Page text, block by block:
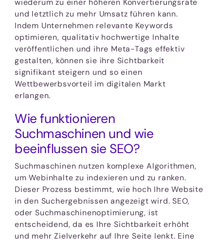
wiederum zu einer höheren Konvertierungsrate
und letztlich zu mehr Umsatz führen kann.
Indem Unternehmen relevante Keywords
optimieren, qualitativ hochwertige Inhalte
veröffentlichen und ihre Meta-Tags effektiv
gestalten, können sie ihre Sichtbarkeit
signifikant steigern und so einen
Wettbewerbsvorteil im digitalen Markt
erlangen.
Wie funktionieren
Suchmaschinen und wie
beeinflussen sie SEO?
Suchmaschinen nutzen komplexe Algorithmen,
um Webinhalte zu indexieren und zu ranken.
Dieser Prozess bestimmt, wie hoch Ihre Website
in den Suchergebnissen angezeigt wird. SEO,
oder Suchmaschinenoptimierung, ist
entscheidend, da es Ihre Sichtbarkeit erhöht
und mehr Zielverkehr auf Ihre Seite lenkt. Eine